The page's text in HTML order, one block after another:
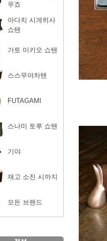
우죠
아다치 시게히사
쇼텐
가토 미키오 쇼텐
스스무야차텐
FUTAGAMI
스나미 토루 쇼텐
기야
재고 소진 시까지
모든 브랜드